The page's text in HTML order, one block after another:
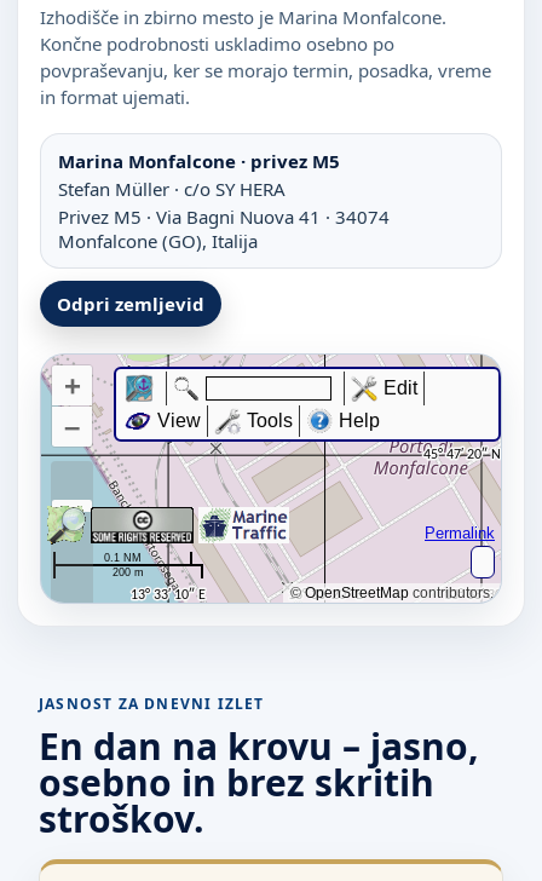
Izhodišče in zbirno mesto je Marina Monfalcone.
Končne podrobnosti uskladimo osebno po
povpraševanju, ker se morajo termin, posadka, vreme
in format ujemati.
Marina Monfalcone · privez M5
Stefan Müller · c/o SY HERA
Privez M5 · Via Bagni Nuova 41 · 34074
Monfalcone (GO), Italija
Odpri zemljevid
JASNOST ZA DNEVNI IZLET
En dan na krovu – jasno,
osebno in brez skritih
stroškov.